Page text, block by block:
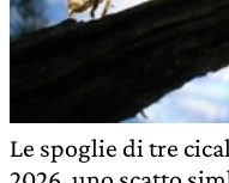
Le spoglie di tre